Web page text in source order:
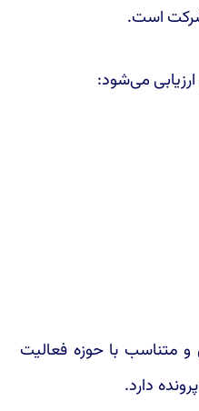
است.
ارزیابی می‌شود:
متناسب با حوزه فعالیت
دارد.